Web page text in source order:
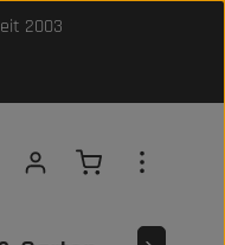
2003
Warenkorb